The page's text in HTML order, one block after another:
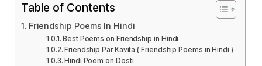
Table of Contents
Friendship Poems In Hindi
Best Poems on Friendship in Hindi
Friendship Par Kavita ( Friendship Poems in Hindi )
Hindi Poem on Dosti